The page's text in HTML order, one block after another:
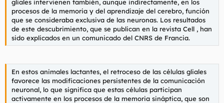
gliales intervienen también, aunque indirectamente, en los
procesos de la memoria y del aprendizaje del cerebro, función
que se consideraba exclusiva de las neuronas. Los resultados
de este descubrimiento, que se publican en la revista Cell , han
sido explicados en un comunicado del CNRS de Francia.
En estos animales lactantes, el retroceso de las células gliales
favorece las modificaciones persistentes de la comunicación
neuronal, lo que significa que estas células participan
activamente en los procesos de la memoria sináptica, que son